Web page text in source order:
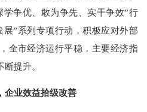
争优、敢为争先、实干争效”行
”系列专项行动，积极应对外部
全市经济运行平稳，主要经济指
提升。
，企业效益拾级改善